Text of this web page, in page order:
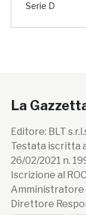
Serie D
La
Editore: BLT
Testata iscritta
26/02/2021 n.
Iscrizione al
Amministratore
Direttore